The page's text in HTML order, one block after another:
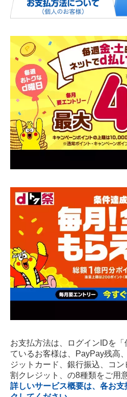
お支払方法は、ログインIDを
ているお客様は、PayPay残高
ジットカード、銀行振込、コ
割クレジット、の8種類をご用
詳しいサービス概要は、各お